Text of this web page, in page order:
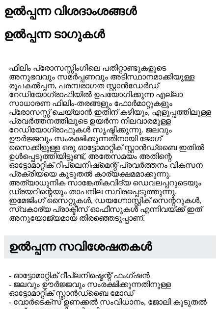
ഉൽപ്പന്ന വിശദാംശങ്ങൾ
ഉൽപ്പന്ന ടാഗുകൾ
ഫിലിം പ്രോസസ്സിംഗിലെ പതിറ്റാണ്ടുകളുടെ
അനുഭവവും സമർപ്പണവും അടിസ്ഥാനമാക്കിയുള്ള
രൂപകൽപ്പന, പരമ്പരാഗത സ്റ്റാൻഡേർഡ്
റേഡിയോഗ്രാഫിയിൽ ഉപയോഗിക്കുന്ന എല്ലാ
സാധാരണ ഫിലിം-തരങ്ങളും ഫോർമാറ്റുകളും
പ്രോസസ്സ് ചെയ്യാൻ ഇതിന് കഴിയും, എളുപ്പത്തിലുള്ള
പ്രവർത്തനത്തിലൂടെ ഉയർന്ന നിലവാരമുള്ള
റേഡിയോഗ്രാഫുകൾ സൃഷ്ടിക്കുന്നു. ജലവും
ഊർജ്ജവും സംരക്ഷിക്കുന്നതിനായി ജോഗ്
സൈക്കിളുള്ള ഒരു ഓട്ടോമാറ്റിക് സ്റ്റാൻഡ്‌ബൈ ഇതിൽ
ഉൾപ്പെടുത്തിയിട്ടുണ്ട്, അതേസമയം അതിന്റെ
ഓട്ടോമാറ്റിക് റീപ്ലെനിഷ്‌മെന്റ് പ്രവർത്തനം വികസന
പ്രക്രിയയെ കൂടുതൽ കാര്യക്ഷമമാക്കുന്നു.
അത്യാധുനിക സാങ്കേതികവിദ്യ ഡെവലപ്പറുടെയും
ഡ്രയറിന്റെയും താപനില സ്ഥിരപ്പെടുത്തുന്നു.
ഇമേജിംഗ് സൈറ്റുകൾ, ഡയഗ്നോസ്റ്റിക് സെന്ററുകൾ,
സ്വകാര്യ പ്രാക്ടീസ് ഓഫീസുകൾ എന്നിവയ്ക്ക് ഇത്
അനുയോജ്യമായ തിരഞ്ഞെടുപ്പാണ്.
ഉൽപ്പന്ന സവിശേഷതകൾ
- ഓട്ടോമാറ്റിക് റീപ്ലനിഷ്മെന്റ് ഫംഗ്ഷൻ
- ജലവും ഊർജ്ജവും സംരക്ഷിക്കുന്നതിനുള്ള
ഓട്ടോമാറ്റിക് സ്റ്റാൻഡ്‌ബൈ മോഡ്
- വോർടെക്സ് ഉണക്കൽ സംവിധാനം, ജോലി കൂടുതൽ